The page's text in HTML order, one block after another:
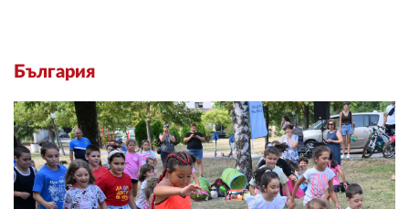
България